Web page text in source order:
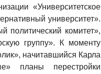
«Университетское
университет».
политический комитет»,
группу». К моменту
начитавшийся Карла
планы перестройки